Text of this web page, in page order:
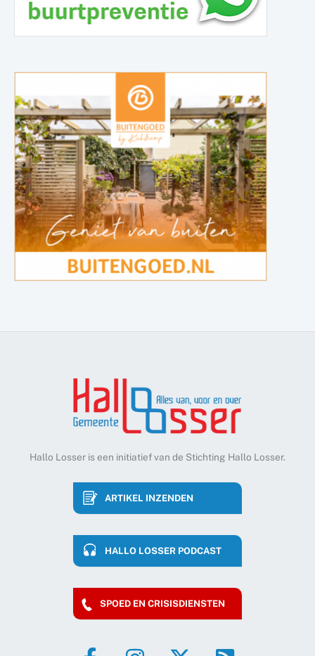
Hallo Losser is een initiatief van de Stichting Hallo Losser.
ARTIKEL INZENDEN
HALLO LOSSER PODCAST
SPOED EN CRISISDIENSTEN